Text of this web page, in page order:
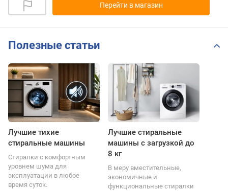
Перейти в магазин
Полезные статьи
Лучшие тихие
стиральные машины
Стиралки с комфортным
уровнем шума для
эксплуатации в любое
время суток.
Лучшие стиральные
машины с загрузкой до
8 кг
В меру вместительные,
экономичные и
функциональные стиралки